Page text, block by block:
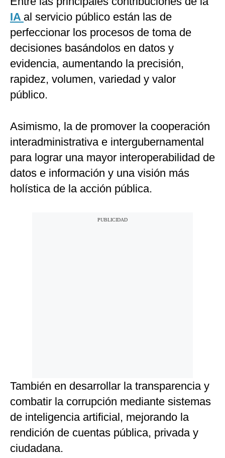
IA al servicio público están las de
perfeccionar los procesos de toma de
decisiones basándolos en datos y
evidencia, aumentando la precisión,
rapidez, volumen, variedad y valor
público.
Asimismo, la de promover la cooperación
interadministrativa e intergubernamental
para lograr una mayor interoperabilidad de
datos e información y una visión más
holística de la acción pública.
También en desarrollar la transparencia y
combatir la corrupción mediante sistemas
de inteligencia artificial, mejorando la
rendición de cuentas pública, privada y
ciudadana.